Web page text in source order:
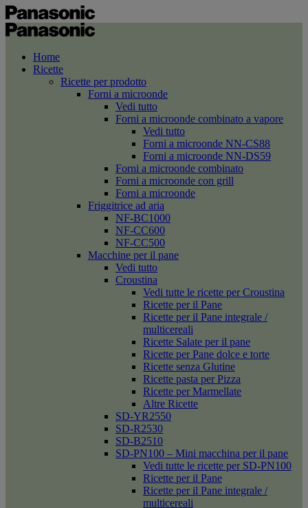
Home
Ricette
Ricette per prodotto
Forni a microonde
Vedi tutto
Forni a microonde combinato a vapore
Vedi tutto
Forni a microonde NN-CS88
Forni a microonde NN-DS59
Forni a microonde combinato
Forni a microonde con grill
Forni a microonde
Friggitrice ad aria
NF-BC1000
NF-CC600
NF-CC500
Macchine per il pane
Vedi tutto
Croustina
Vedi tutte le ricette per Croustina
Ricette per il Pane
Ricette per il Pane integrale /
multicereali
Ricette Salate per il pane
Ricette per Pane dolce e torte
Ricette senza Glutine
Ricette pasta per Pizza
Ricette per Marmellate
Altre Ricette
SD-YR2550
SD-R2530
SD-B2510
SD-PN100 – Mini macchina per il pane
Vedi tutte le ricette per SD-PN100
Ricette per il Pane
Ricette per il Pane integrale /
multicereali